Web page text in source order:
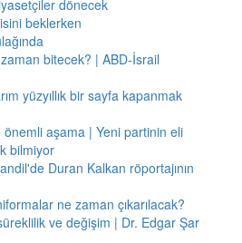
dönecek
beklerken
bitecek? | ABD-İsrail
yüzyıllık bir sayfa kapanmak
önemli aşama | Yeni partinin eli
bilmiyor
Duran Kalkan röportajının
ne zaman çıkarılacak?
ve değişim | Dr. Edgar Şar